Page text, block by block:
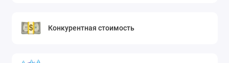
Конкурентная стоимость